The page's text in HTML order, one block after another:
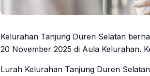
Kelurahan Tanjung Duren Selatan
20 November 2025 di Aula Kelurahan.
Lurah Kelurahan Tanjung Duren